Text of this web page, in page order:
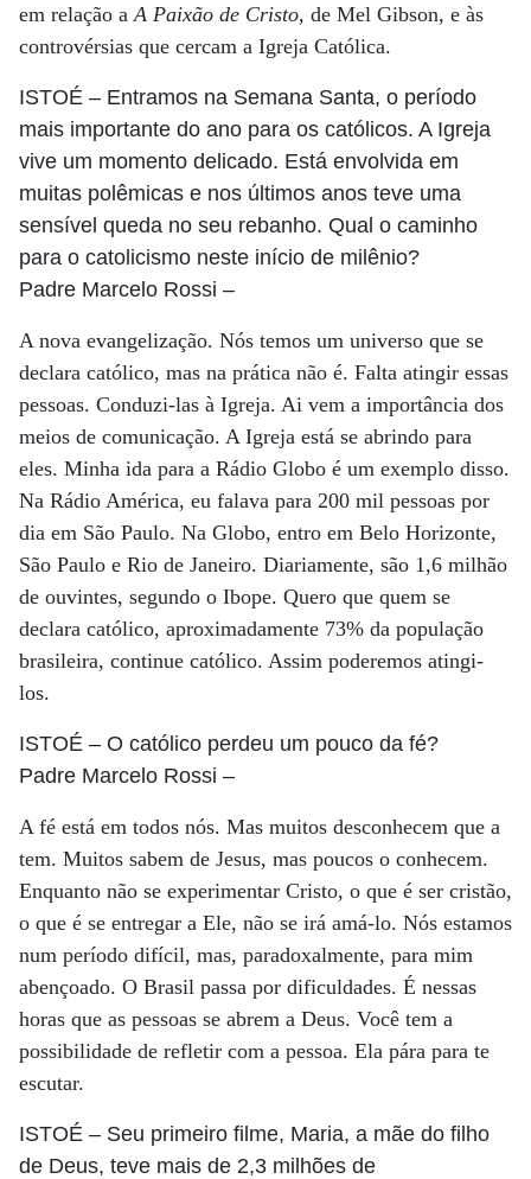
em relação aA Paixão de Cristo, de Mel Gibson, e às
controvérsias que cercam a Igreja Católica.
ISTOÉ – Entramos na Semana Santa, o período
mais importante do ano para os católicos. A Igreja
vive um momento delicado. Está envolvida em
muitas polêmicas e nos últimos anos teve uma
sensível queda no seu rebanho. Qual o caminho
para o catolicismo neste início de milênio?
Padre Marcelo Rossi –
A nova evangelização. Nós temos um universo que se
declara católico, mas na prática não é. Falta atingir essas
pessoas. Conduzi-las à Igreja. Ai vem a importância dos
meios de comunicação. A Igreja está se abrindo para
eles. Minha ida para a Rádio Globo é um exemplo disso.
Na Rádio América, eu falava para 200 mil pessoas por
dia em São Paulo. Na Globo, entro em Belo Horizonte,
São Paulo e Rio de Janeiro. Diariamente, são 1,6 milhão
de ouvintes, segundo o Ibope. Quero que quem se
declara católico, aproximadamente 73% da população
brasileira, continue católico. Assim poderemos atingi-
los.
ISTOÉ – O católico perdeu um pouco da fé?
Padre Marcelo Rossi –
A fé está em todos nós. Mas muitos desconhecem que a
tem. Muitos sabem de Jesus, mas poucos o conhecem.
Enquanto não se experimentar Cristo, o que é ser cristão,
o que é se entregar a Ele, não se irá amá-lo. Nós estamos
num período difícil, mas, paradoxalmente, para mim
abençoado. O Brasil passa por dificuldades. É nessas
horas que as pessoas se abrem a Deus. Você tem a
possibilidade de refletir com a pessoa. Ela pára para te
escutar.
ISTOÉ – Seu primeiro filme, Maria, a mãe do filho
de Deus, teve mais de 2,3 milhões de